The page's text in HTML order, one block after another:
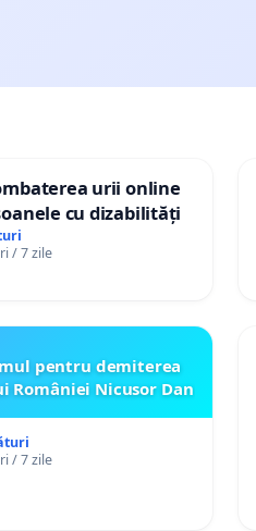
urii online
cu dizabilități
/ 7 zile
pentru demiterea
României Nicusor Dan
/ 7 zile